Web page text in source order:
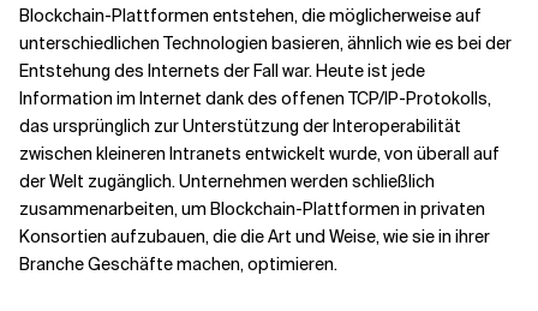
Blockchain-Plattformen entstehen, die möglicherweise auf
unterschiedlichen Technologien basieren, ähnlich wie es bei der
Entstehung des Internets der Fall war. Heute ist jede
Information im Internet dank des offenen TCP/IP-Protokolls,
das ursprünglich zur Unterstützung der Interoperabilität
zwischen kleineren Intranets entwickelt wurde, von überall auf
der Welt zugänglich. Unternehmen werden schließlich
zusammenarbeiten, um Blockchain-Plattformen in privaten
Konsortien aufzubauen, die die Art und Weise, wie sie in ihrer
Branche Geschäfte machen, optimieren.